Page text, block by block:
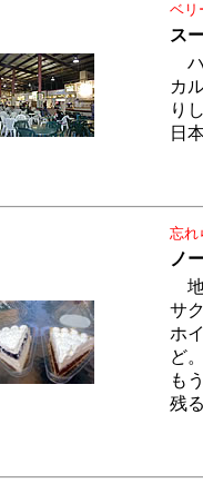
ベリ
ス
ハ
カ
り
日
忘れ
ノ
地
サ
ホ
ど
も
残